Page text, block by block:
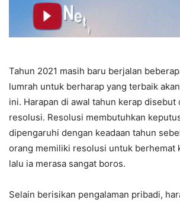
Tahun 2021 masih baru berjalan
lumrah untuk berharap yang terbaik
ini. Harapan di awal tahun kerap disebut
resolusi. Resolusi membutuhkan
dipengaruhi dengan keadaan tahun
orang memiliki resolusi untuk berhemat
lalu ia merasa sangat boros.
Selain berisikan pengalaman pribadi,